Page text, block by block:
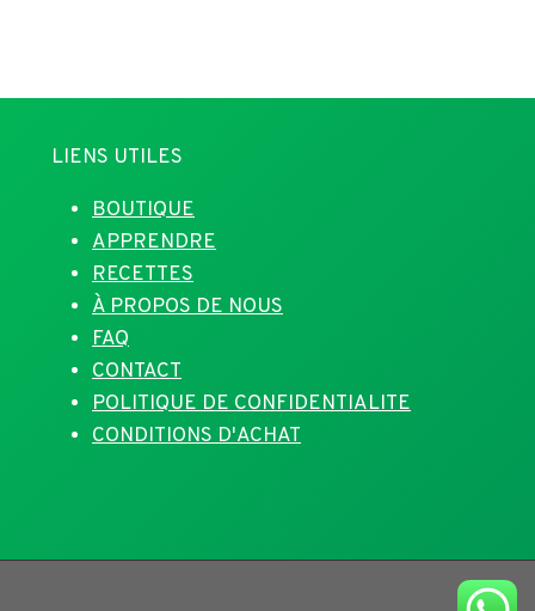
LIENS UTILES
BOUTIQUE
APPRENDRE
RECETTES
À PROPOS DE NOUS
FAQ
CONTACT
POLITIQUE DE CONFIDENTIALITE
CONDITIONS D'ACHAT